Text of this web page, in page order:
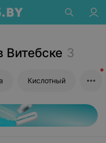
Витебске 3
Кислотный